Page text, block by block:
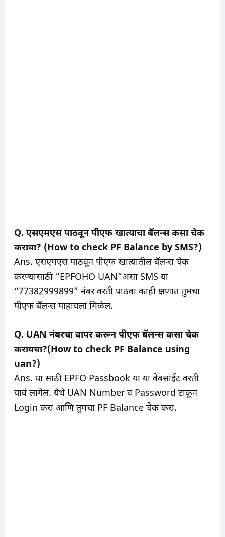
Q. एसएमएस पाठवून पीएफ खात्याचा बॅलन्स कसा चेक
करावा? (How to check PF Balance by SMS?)
Ans. एसएमएस पाठवून पीएफ खात्यातील बॅलन्स चेक
करण्यासाठी “EPFOHO UAN”असा SMS या
“77382999899” नंबर वरती पाठवा काही क्षणात तुमचा
पीएफ बॅलन्स पाहायला मिळेल.
Q. UAN नंबरचा वापर करून पीएफ बॅलन्स कसा चेक
करायचा?(How to check PF Balance using
uan?)
Ans. या साठी EPFO Passbook या या वेबसाईट वरती
यावं लागेल. येथे UAN Number व Password टाकून
Login करा आणि तुमचा PF Balance चेक करा.